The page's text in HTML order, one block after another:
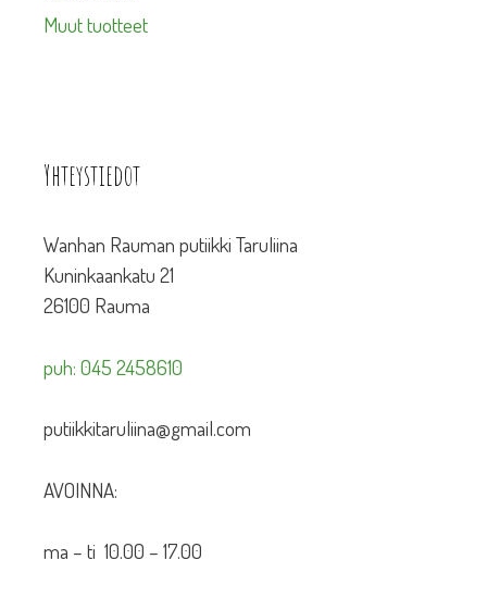
Muut tuotteet
Yhteystiedot
Wanhan Rauman putiikki Taruliina
Kuninkaankatu 21
26100 Rauma
puh: 045 2458610
putiikkitaruliina@gmail.com
AVOINNA:
ma – ti 10.00 – 17.00